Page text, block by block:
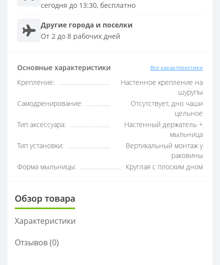
сегодня до 13:30, бесплатно
Другие города и поселки
От 2 до 8 рабочих дней
Основные характеристики Все характеристики
Крепление:
Настенное крепление на
шурупы
Самодренирование:
Отсутствует, дно чаши
цельное
Тип аксессуара:
Настенный держатель +
мыльница
Тип установки:
Вертикальный монтаж у
раковины
Форма мыльницы:
Круглая с плоским дном
Обзор товара
Характеристики
Отзывов (0)